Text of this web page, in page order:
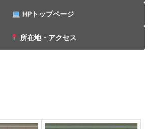
HPトップページ
所在地・アクセス